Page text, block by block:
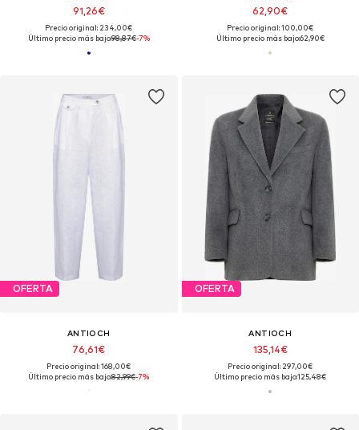
91,26€
Precio original: 234,00€
Último precio más bajo:98,87€-7%
62,90€
Precio original: 100,00€
Último precio más bajo:62,90€
OFERTA
ANTIOCH
76,61€
Precio original: 168,00€
Último precio más bajo:82,99€-7%
OFERTA
ANTIOCH
135,14€
Precio original: 297,00€
Último precio más bajo:125,48€